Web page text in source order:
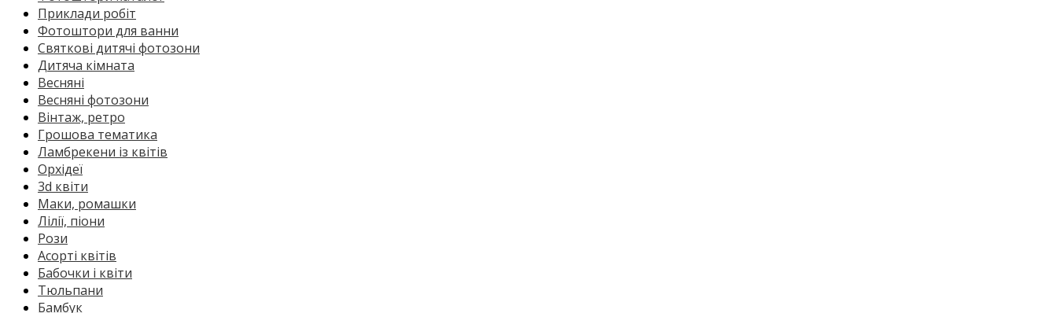
Приклади робіт
Фотоштори для ванни
Святкові дитячі фотозони
Дитяча кімната
Весняні
Весняні фотозони
Вінтаж, ретро
Грошова тематика
Ламбрекени із квітів
Орхідеї
3d квіти
Маки, ромашки
Лілії, піони
Рози
Асорті квітів
Бабочки і квіти
Тюльпани
Бамбук